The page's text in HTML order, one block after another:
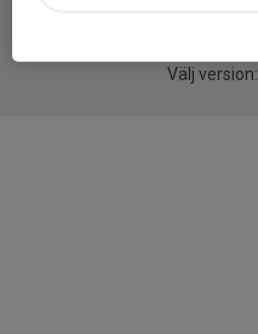
Välj version: